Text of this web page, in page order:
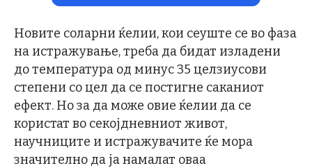
Новите соларни ќелии, кои сеуште се во фаза
на истражување, треба да бидат изладени
до температура од минус 35 целзиусови
степени со цел да се постигне саканиот
ефект. Но за да може овие ќелии да се
користат во секојдневниот живот,
научниците и истражувачите ќе мора
значително да ја намалат оваа